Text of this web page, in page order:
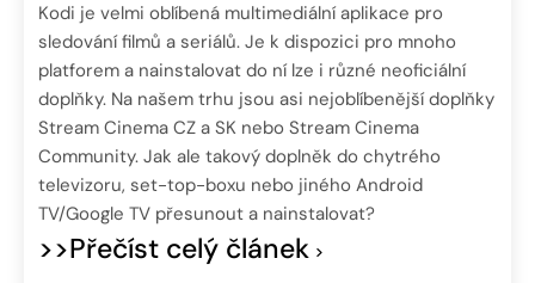
Kodi je velmi oblíbená multimediální aplikace pro
sledování filmů a seriálů. Je k dispozici pro mnoho
platforem a nainstalovat do ní lze i různé neoficiální
doplňky. Na našem trhu jsou asi nejoblíbenější doplňky
Stream Cinema CZ a SK nebo Stream Cinema
Community. Jak ale takový doplněk do chytrého
televizoru, set-top-boxu nebo jiného Android
TV/Google TV přesunout a nainstalovat?
>>Přečíst celý článek